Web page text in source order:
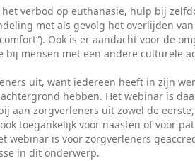
verbod op euthanasie, hulp bij
met als gevolg het overlijden
Ook is er aandacht voor de
bij mensen met een andere culturele
uit, want iedereen heeft in zijn
hebben. Het webinar is
aan zorgverleners uit zowel de
toegankelijk voor naasten of voor
webinar is voor zorgverleners
in dit onderwerp.